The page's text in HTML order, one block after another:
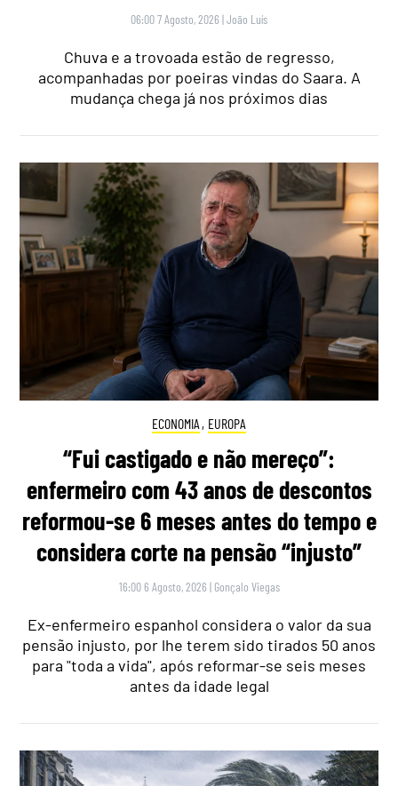
06:00 7 Agosto, 2026 |João Luís
Chuva e a trovoada estão de regresso,
acompanhadas por poeiras vindas do Saara. A
mudança chega já nos próximos dias
ECONOMIA , EUROPA
“Fui castigado e não mereço”:
enfermeiro com 43 anos de descontos
reformou-se 6 meses antes do tempo e
considera corte na pensão “injusto”
16:00 6 Agosto, 2026 | Gonçalo Viegas
Ex-enfermeiro espanhol considera o valor da sua
pensão injusto, por lhe terem sido tirados 50 anos
para "toda a vida", após reformar-se seis meses
antes da idade legal